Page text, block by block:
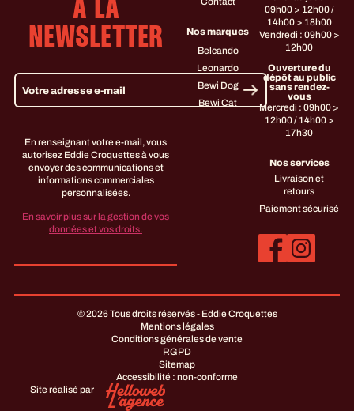
À LA
NEWSLETTER
En renseignant votre e-mail, vous
autorisez Eddie Croquettes à vous
envoyer des communications et
informations commerciales
personnalisées.
En savoir plus sur la gestion de vos
données et vos droits.
Nos marques
Belcando
Leonardo
Bewi Dog
Bewi Cat
09h00 > 12h00 /
14h00 > 18h00
Vendredi : 09h00 >
12h00
Ouverture du
dépôt au public
sans rendez-
vous
Mercredi : 09h00 >
12h00 / 14h00 >
17h30
Nos services
Livraison et
retours
Paiement sécurisé
© 2026 Tous droits réservés - Eddie Croquettes
Mentions légales
Conditions générales de vente
RGPD
Sitemap
Accessibilité : non-conforme
Site réalisé par